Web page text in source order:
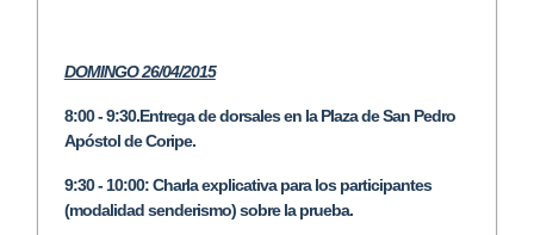
DOMINGO 26/04/2015
8:00 - 9:30.Entrega de dorsales en la Plaza de San Pedro
Apóstol de Coripe.
9:30 - 10:00: Charla explicativa para los participantes
(modalidad senderismo) sobre la prueba.